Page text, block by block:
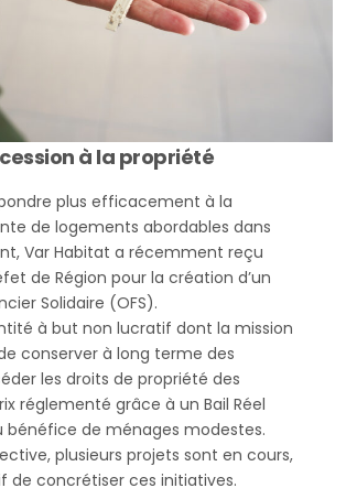
à la propriété
plus efficacement à la
de logements abordables dans
Var Habitat a récemment reçu
de Région pour la création d’un
Solidaire (OFS).
à but non lucratif dont la mission
conserver à long terme des
les droits de propriété des
réglementé grâce à un Bail Réel
bénéfice de ménages modestes.
plusieurs projets sont en cours,
de concrétiser ces initiatives.